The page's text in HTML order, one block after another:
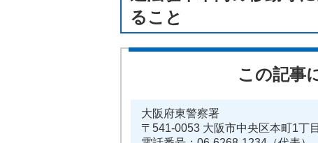
ること
この記事
大阪府東警察署
〒541-0053 大阪市中央区本町1丁